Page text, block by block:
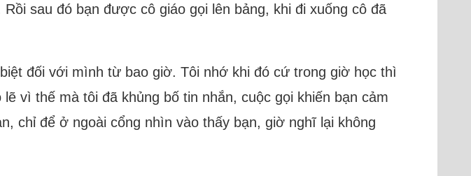
sau đó bạn được cô giáo gọi lên bảng, khi đi xuống cô đã
đối với mình từ bao giờ. Tôi nhớ khi đó cứ trong giờ học thì
vì thế mà tôi đã khủng bố tin nhắn, cuộc gọi khiến bạn cảm
chỉ để ở ngoài cổng nhìn vào thấy bạn, giờ nghĩ lại không